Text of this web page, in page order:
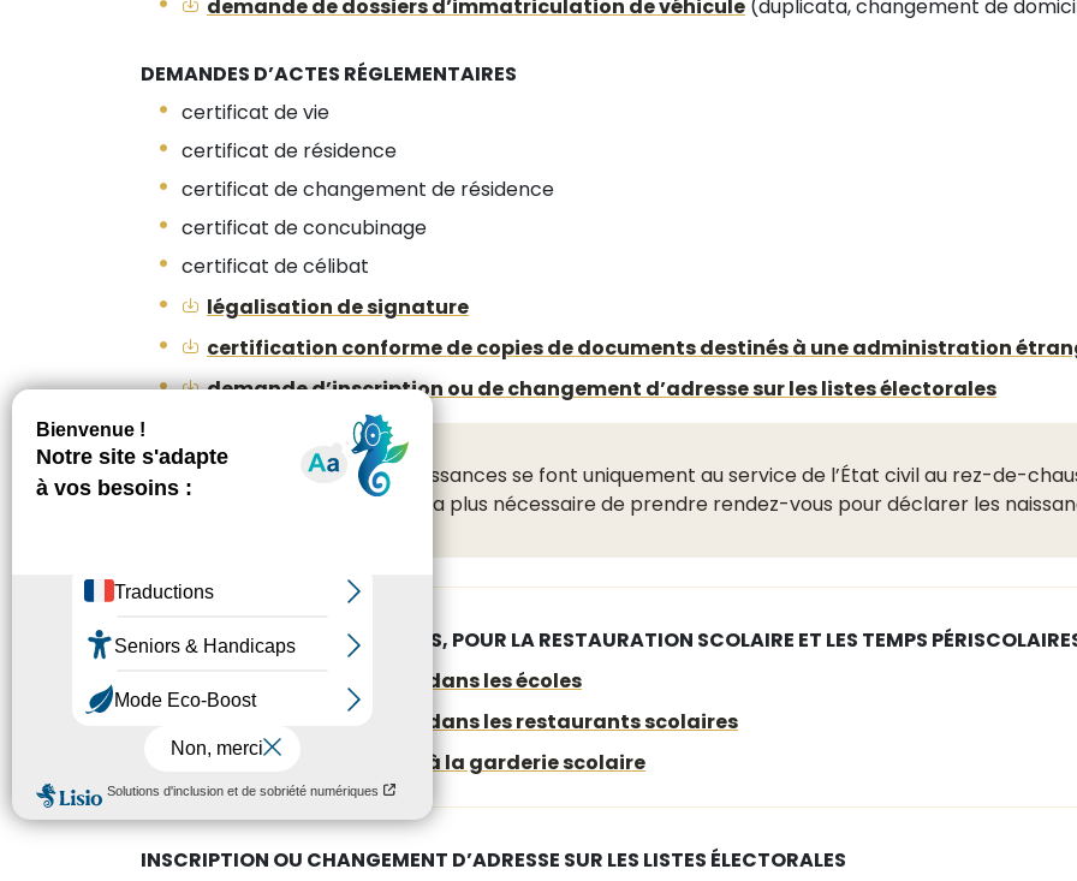
demande de dossiers d’immatriculation de véhicule (duplicata, changement de
DEMANDES D’ACTES RÉGLEMENTAIRES
certificat de vie
certificat de résidence
certificat de changement de résidence
certificat de concubinage
certificat de célibat
légalisation de signature
certification conforme de copies de documents destinés à une administration
demande d’inscription ou de changement d’adresse sur les listes électorales
Les déclarations de naissances se font uniquement au service de l’État civil au rez-de-
Depuis le 5 juin, il ne sera plus nécessaire de prendre rendez-vous pour déclarer les
INSCRIPTION DANS LES ÉCOLES, POUR LA RESTAURATION SCOLAIRE ET LES TEMPS
demande inscription dans les écoles
demande inscription dans les restaurants scolaires
demande inscription à la garderie scolaire
INSCRIPTION OU CHANGEMENT D’ADRESSE SUR LES LISTES ÉLECTORALES